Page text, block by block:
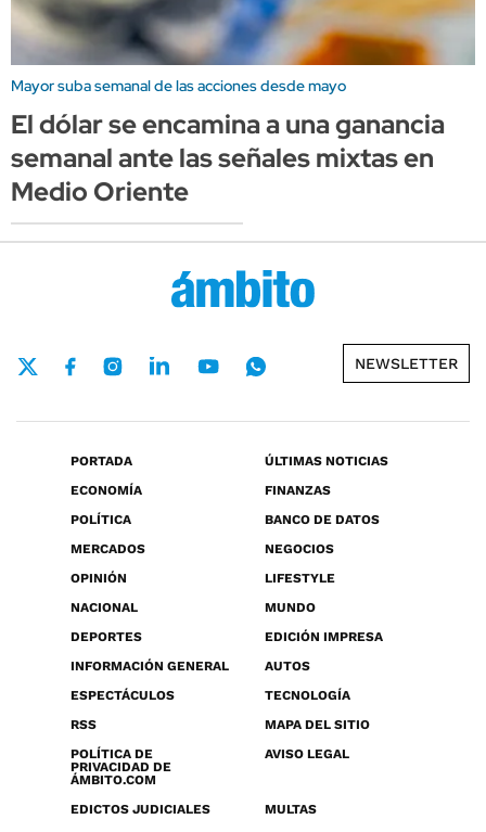
Mayor suba semanal de las acciones desde mayo
El dólar se encamina a una ganancia
semanal ante las señales mixtas en
Medio Oriente
NEWSLETTER
PORTADA
ÚLTIMAS NOTICIAS
ECONOMÍA
FINANZAS
POLÍTICA
BANCO DE DATOS
MERCADOS
NEGOCIOS
OPINIÓN
LIFESTYLE
NACIONAL
MUNDO
DEPORTES
EDICIÓN IMPRESA
INFORMACIÓN GENERAL
AUTOS
ESPECTÁCULOS
TECNOLOGÍA
RSS
MAPA DEL SITIO
POLÍTICA DE
PRIVACIDAD DE
ÁMBITO.COM
AVISO LEGAL
EDICTOS JUDICIALES
MULTAS